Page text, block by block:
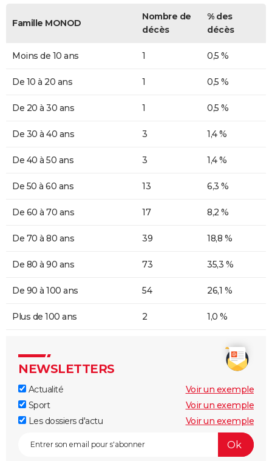
Famille MONOD
Nombre de
décès
% des
décès
Moins de 10 ans 1 0,5 %
De 10 à 20 ans 1 0,5 %
De 20 à 30 ans 1 0,5 %
De 30 à 40 ans 3 1,4 %
De 40 à 50 ans 3 1,4 %
De 50 à 60 ans 13 6,3 %
De 60 à 70 ans 17 8,2 %
De 70 à 80 ans 39 18,8 %
De 80 à 90 ans 73 35,3 %
De 90 à 100 ans 54 26,1 %
Plus de 100 ans 2 1,0 %
NEWSLETTERS
Actualité
Voir un exemple
Sport
Voir un exemple
Les dossiers d'actu
Voir un exemple